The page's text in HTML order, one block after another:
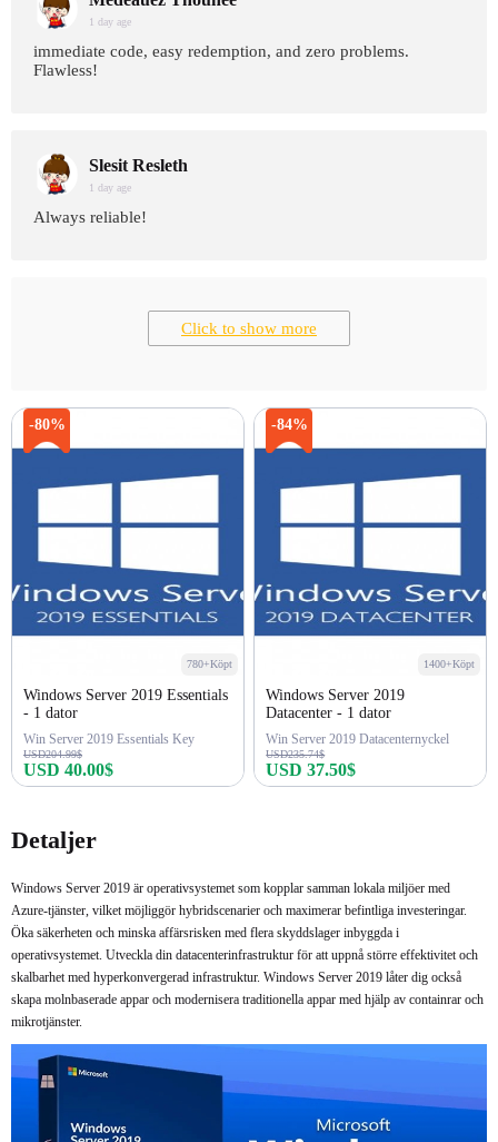
1 day age
immediate code, easy redemption, and zero problems.
Flawless!
Slesit Resleth
1 day age
Always reliable!
Click to show more
-80%
780+Köpt
Windows Server 2019 Essentials
- 1 dator
Win Server 2019 Essentials Key
USD204.99$
USD 40.00$
-84%
1400+Köpt
Windows Server 2019
Datacenter - 1 dator
Win Server 2019 Datacenternyckel
USD235.74$
USD 37.50$
Detaljer
Windows Server 2019 är operativsystemet som kopplar samman lokala miljöer med
Azure-tjänster, vilket möjliggör hybridscenarier och maximerar befintliga investeringar.
Öka säkerheten och minska affärsrisken med flera skyddslager inbyggda i
operativsystemet. Utveckla din datacenterinfrastruktur för att uppnå större effektivitet och
skalbarhet med hyperkonvergerad infrastruktur. Windows Server 2019 låter dig också
skapa molnbaserade appar och modernisera traditionella appar med hjälp av containrar och
mikrotjänster.